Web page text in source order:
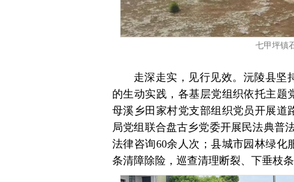
七甲坪镇
走深走实，见行见效。沅陵县坚
的生动实践，各基层党组织依托主题
母溪乡田家村党支部组织党员开展道
局党组联合盘古乡党委开展民法典普
法律咨询60余人次；县城市园林绿
条清障除险，巡查清理断裂、下垂枝